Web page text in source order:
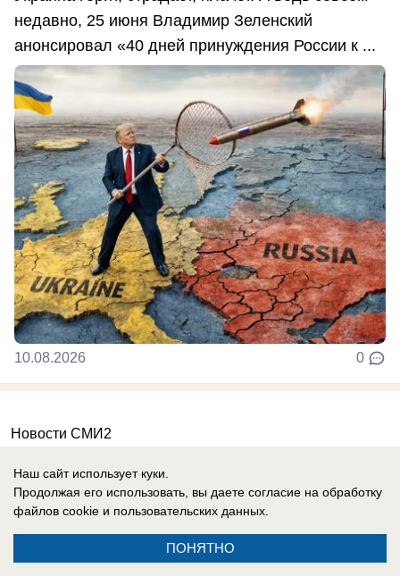
недавно, 25 июня Владимир Зеленский
анонсировал «40 дней принуждения России к ...
10.08.2026 0
Новости СМИ2
Наш сайт использует куки.
Продолжая его использовать, вы даете согласие на обработку
файлов cookie и пользовательских данных.
ПОНЯТНО